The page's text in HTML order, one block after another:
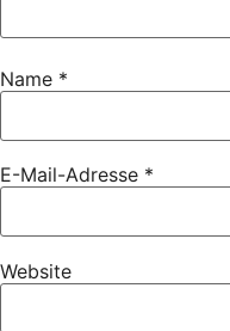
Name *
E-Mail-Adresse *
Website